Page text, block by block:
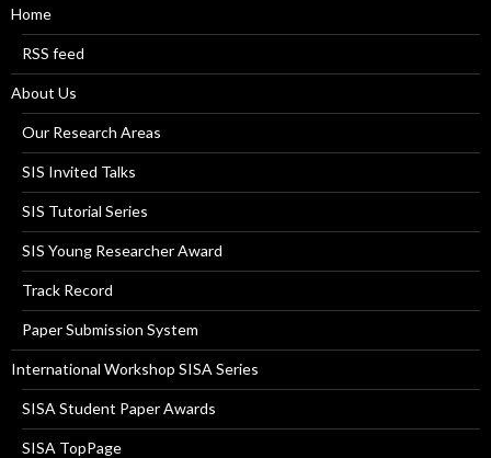
Home
RSS feed
About Us
Our Research Areas
SIS Invited Talks
SIS Tutorial Series
SIS Young Researcher Award
Track Record
Paper Submission System
International Workshop SISA Series
SISA Student Paper Awards
SISA TopPage